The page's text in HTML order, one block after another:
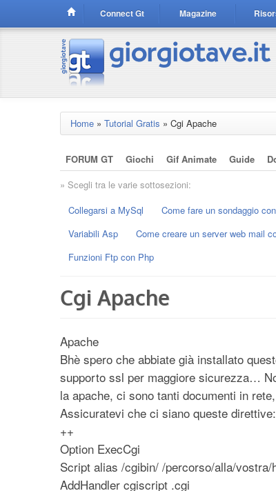
Connect Gt Magazine
Home » Tutorial Gratis » Cgi Apache
FORUM GT Giochi Gif Animate Guide
» Scegli tra le varie sottosezioni:
Collegarsi a MySql
Come fare un sondaggio
Variabili Asp
Come creare un server web mail
Funzioni Ftp con Php
Cgi Apache
Apache
Bhè spero che abbiate già installato
supporto ssl per maggiore sicurezza…
la apache, ci sono tanti documenti in
Assicuratevi che ci siano queste direttive:
++
Option ExecCgi
Script alias /cgibin/ /percorso/alla/vostra/
AddHandler cgiscript .cgi